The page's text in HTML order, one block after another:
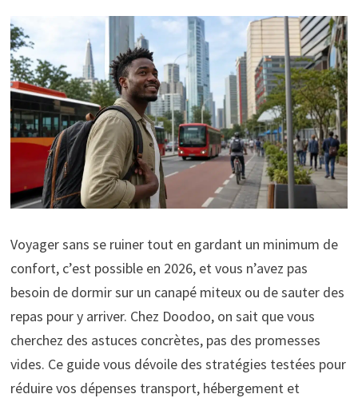
Voyager sans se ruiner tout en gardant un minimum de
confort, c’est possible en 2026, et vous n’avez pas
besoin de dormir sur un canapé miteux ou de sauter des
repas pour y arriver. Chez Doodoo, on sait que vous
cherchez des astuces concrètes, pas des promesses
vides. Ce guide vous dévoile des stratégies testées pour
réduire vos dépenses transport, hébergement et